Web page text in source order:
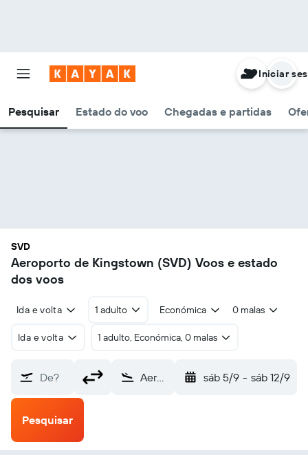
Pesquisar Estado do voo Chegadas e partidas
Iniciar
SVD
Aeroporto de Kingstown (SVD) Voos e estado
dos voos
Ida e volta 1 adulto Económica 0 malas
Ida e volta 1 adulto, Económica, 0 malas
De? Aeroporto de Kingstown (SVD) sáb 5/9 - sáb 12/9
Pesquisar